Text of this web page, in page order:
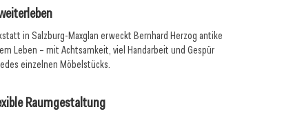
in Salzburg-Maxglan erweckt Bernhard Herzog antike
Leben – mit Achtsamkeit, viel Handarbeit und Gespür
einzelnen Möbelstücks.
Raumgestaltung